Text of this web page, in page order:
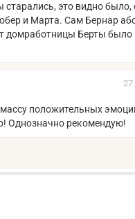
это видно было,
и Марта. Сам Бернар
домработницы Берты было
положительных
Однозначно рекомендую!